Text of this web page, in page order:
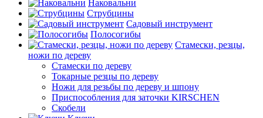
Наковальни
Струбцины
Садовый инструмент
Полосогибы
Стамески, резцы,
ножи по дереву
Стамески по дереву
Токарные резцы по дереву
Ножи для резьбы по дереву и шпону
Приспособления для заточки KIRSCHEN
Скобели